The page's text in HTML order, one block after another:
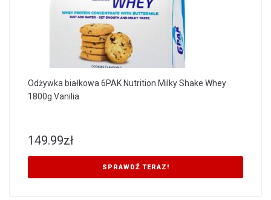
Odżywka białkowa 6PAK Nutrition Milky Shake Whey
1800g Vanilia
149.99zł
SPRAWDŹ TERAZ!